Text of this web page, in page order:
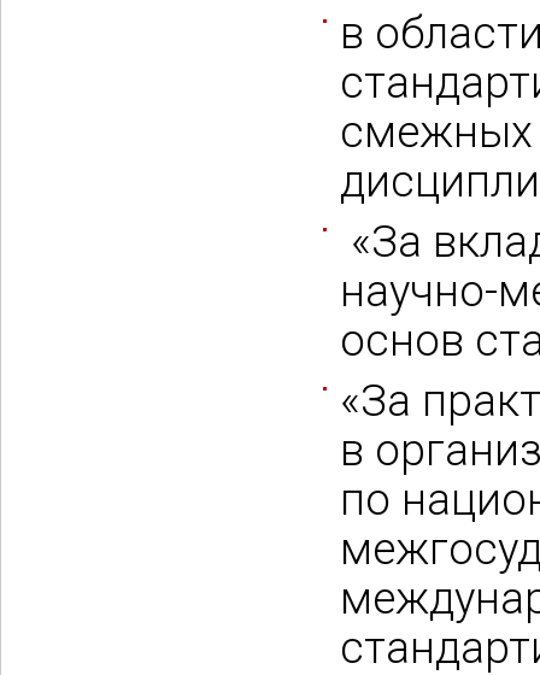
в
смежных
«За
научно-
основ
«За
в
по